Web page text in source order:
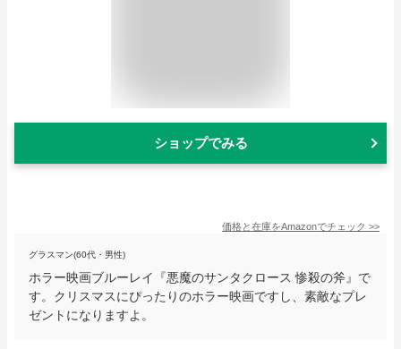
ショップでみる
価格と在庫をAmazonでチェック >>
グラスマン(60代・男性)
ホラー映画ブルーレイ『悪魔のサンタクロース 惨殺の斧』で
す。クリスマスにぴったりのホラー映画ですし、素敵なプレ
ゼントになりますよ。